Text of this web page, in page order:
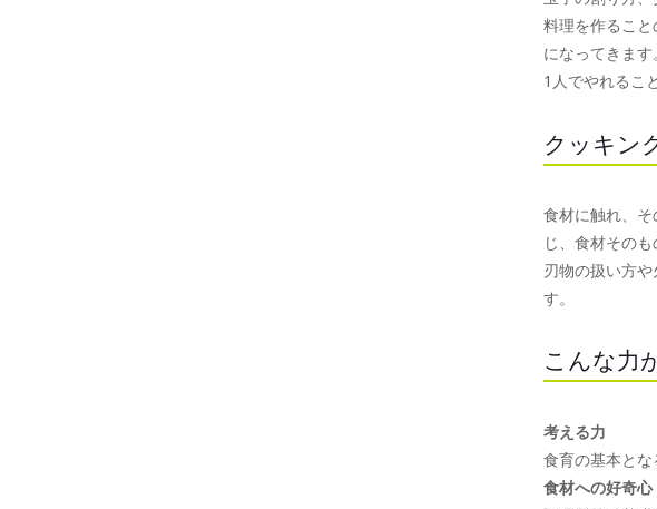
料理を作るこ
になってきます。
1人でやれるこ
クッキン
食材に触れ、
じ、食材その
刃物の扱い方
す。
こんな力
考える力
食育の基本とな
食材への好奇心